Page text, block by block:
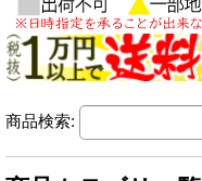
商品検索: